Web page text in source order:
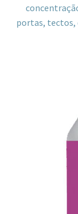
portas, tectos,
loiça em